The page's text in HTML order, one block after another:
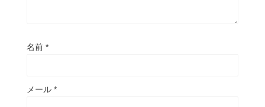
名前 *
メール *